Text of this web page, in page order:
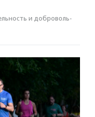
и доброволь­